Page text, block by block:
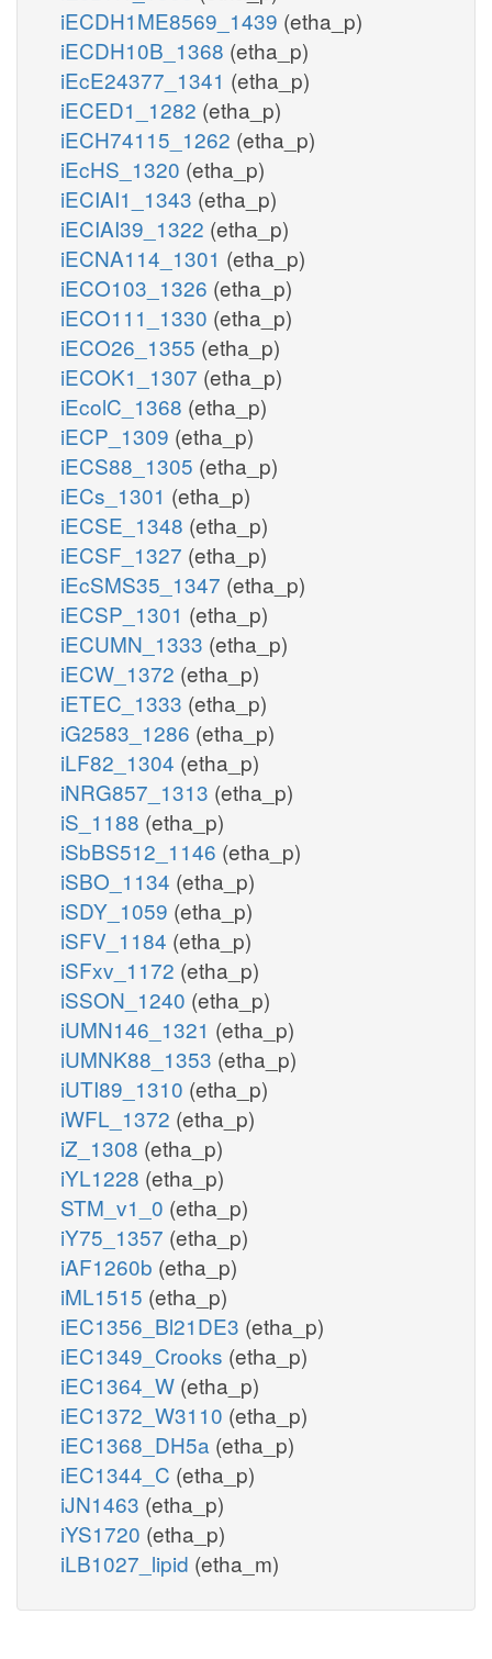
iECDH1ME8569_1439 (etha_p)
iECDH10B_1368 (etha_p)
iEcE24377_1341 (etha_p)
iECED1_1282 (etha_p)
iECH74115_1262 (etha_p)
iEcHS_1320 (etha_p)
iECIAI1_1343 (etha_p)
iECIAI39_1322 (etha_p)
iECNA114_1301 (etha_p)
iECO103_1326 (etha_p)
iECO111_1330 (etha_p)
iECO26_1355 (etha_p)
iECOK1_1307 (etha_p)
iEcolC_1368 (etha_p)
iECP_1309 (etha_p)
iECS88_1305 (etha_p)
iECs_1301 (etha_p)
iECSE_1348 (etha_p)
iECSF_1327 (etha_p)
iEcSMS35_1347 (etha_p)
iECSP_1301 (etha_p)
iECUMN_1333 (etha_p)
iECW_1372 (etha_p)
iETEC_1333 (etha_p)
iG2583_1286 (etha_p)
iLF82_1304 (etha_p)
iNRG857_1313 (etha_p)
iS_1188 (etha_p)
iSbBS512_1146 (etha_p)
iSBO_1134 (etha_p)
iSDY_1059 (etha_p)
iSFV_1184 (etha_p)
iSFxv_1172 (etha_p)
iSSON_1240 (etha_p)
iUMN146_1321 (etha_p)
iUMNK88_1353 (etha_p)
iUTI89_1310 (etha_p)
iWFL_1372 (etha_p)
iZ_1308 (etha_p)
iYL1228 (etha_p)
STM_v1_0 (etha_p)
iY75_1357 (etha_p)
iAF1260b (etha_p)
iML1515 (etha_p)
iEC1356_Bl21DE3 (etha_p)
iEC1349_Crooks (etha_p)
iEC1364_W (etha_p)
iEC1372_W3110 (etha_p)
iEC1368_DH5a (etha_p)
iEC1344_C (etha_p)
iJN1463 (etha_p)
iYS1720 (etha_p)
iLB1027_lipid (etha_m)